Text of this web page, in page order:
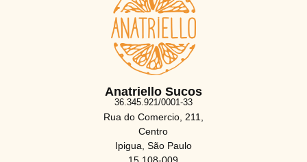
Anatriello Sucos
36.345.921/0001-33
Rua do Comercio, 211,
Centro
Ipigua, São Paulo
15.108-009